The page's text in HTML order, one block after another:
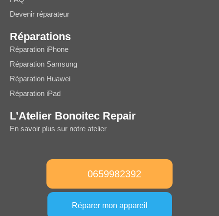
Devenir réparateur
Réparations
Réparation iPhone
Réparation Samsung
Réparation Huawei
Réparation iPad
L’Atelier Bonoitec Repair
En savoir plus sur notre atelier
0659982392
Réparer mon appareil